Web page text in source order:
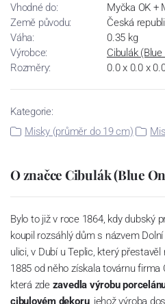
Vhodné do:
Myčka OK +
Země původu:
Česká
Váha:
0.35 kg
Výrobce:
Cibulák
Rozměry:
0.0 x 0.0 x
Kategorie:
Misky (průměr do 19 cm)
O značce Cibulák (Blue
Bylo to již v roce 1864, kdy dubský
koupil rozsáhlý dům s názvem
ulici, v Dubí u Teplic, který
1885 od něho získala továrnu firma
která zde zavedla výrobu